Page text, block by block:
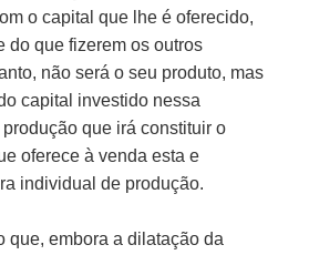
o capital que lhe é oferecido,
do que fizerem os outros
não será o seu produto, mas
capital investido nessa
que irá constituir o
oferece à venda esta e
individual de produção.
que, embora a dilatação da